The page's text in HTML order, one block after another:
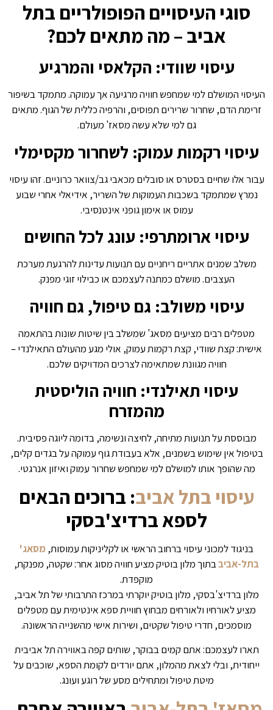
סוגי העיסויים הפופולריים בתל
אביב – מה מתאים לכם?
עיסוי שוודי: הקלאסי והמרגיע
העיסוי המושלם למי שמחפש חוויה מרגיעה אך עמוקה. מתמקד בשיפור
זרימת הדם, שחרור שרירים תפוסים, והרפיה כללית של הגוף. מתאים
גם למי שלא עשה מסאז' מעולם.
עיסוי רקמות עמוק: לשחרור מקסימלי
עבור אלו שחיים בסטרס או סובלים מכאבי גב/צוואר כרוניים. זהו עיסוי
נמרץ שמתמקד בשכבות העמוקות של השריר, אידיאלי אחרי שבוע
עמוס או אימון גופני אינטנסיבי.
עיסוי ארומתרפי: עונג לכל החושים
משלב שמנים אתריים ריחניים עם תנועות עדינות להרגעת מערכת
העצבים. מושלם כמתנה לעצמכם או כבילוי זוגי מפנק.
עיסוי משולב: גם טיפול, גם חוויה
מטפלים רבים מציעים מסאג' שמשלב בין שיטות שונות בהתאמה
אישית: קצת שוודי, קצת רקמות עמוק, אולי מגע מהעולם התאילנדי –
חוויה מגוונת שמתאימה לצרכים המדויקים שלכם.
עיסוי תאילנדי: חוויה הוליסטית
מהמזרח
מבוססת על תנועות מתיחה, לחיצה ונשימה, בדומה ליוגה פסיבית.
בטיפול אין שימוש בשמנים, אלא בעבודת גוף עמוקה על בגדים קלים,
מה שהופך אותו למושלם למי שמחפש שחרור עמוק ואיזון אנרגטי.
עיסוי בתל אביב: ברוכים הבאים
לספא ברדיצ'בסקי
בניגוד למכוני עיסוי ברחוב הראשי או לקליניקות עמוסות, מסאג'
בתל-אביבבתוך מלון בוטיק מציע חוויה מסוג אחר: שקטה, מפנקת,
מוקפדת.
מלון ברדיצ'בסקי, מלון בוטיק יוקרתי במרכז התרבותי של תל אביב,
מציע לאורחיו ולאורחים מבחוץ חוויית ספא אינטימית עם מטפלים
מוסמכים, חדרי טיפול שקטים, ושירות אישי מהשנייה הראשונה.
תארו לעצמכם: אתם קמים בבוקר, שותים קפה באווירה תל אביבית
ייחודית, ובלי לצאת מהמלון, אתם יורדים לקומת הספא, שוכבים על
מיטת טיפול ומתחילים מסע של רוגע ועונג.